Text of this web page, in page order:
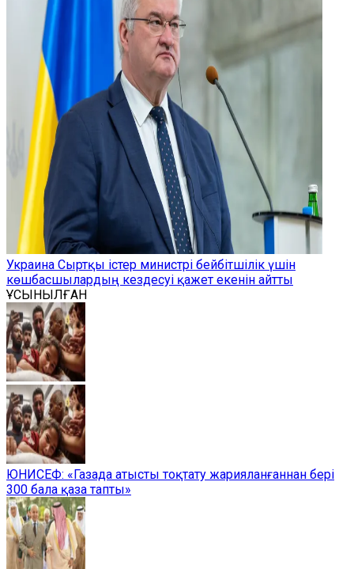
Украина Сыртқы істер министрі бейбітшілік үшін
көшбасшылардың кездесуі қажет екенін айтты
ҰСЫНЫЛҒАН
ЮНИСЕФ: «Газада атысты тоқтату жарияланғаннан бері
300 бала қаза тапты»